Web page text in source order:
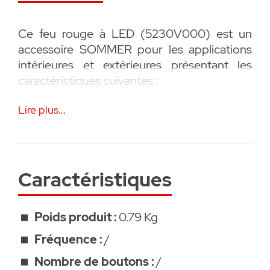
Ce feu rouge à LED (5230V000) est un
accessoire SOMMER pour les applications
intérieures et extérieures présentant les
caractéristiques suivantes :
• pour les applications intérieures et
P)
• Avec matériel de montage
• Pour SOMMER base+, pro+, tiga et tiga+
• Accessoire SOMMER
• Garanti 2 ans
Lire plus...
Caractéristiques
Poids produit :0.79 Kg
Fréquence :/
Nombre de boutons :/